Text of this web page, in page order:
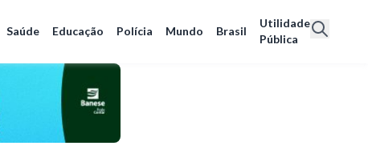
Saúde Educação Polícia Mundo Brasil
Utilidade
Pública